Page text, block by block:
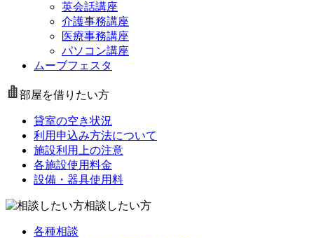
英会話講座
介護事務講座
医療事務講座
パソコン講座
ムーブフェスタ
部屋を借りたい方
貸室の空き状況
利用申込み方法について
施設利用上の注意
各施設使用料金
設備・器具使用料
相談したい方
各種相談